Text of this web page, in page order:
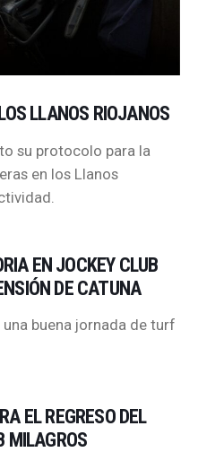
LLANOS RIOJANOS
su protocolo para la
en los Llanos
EN JOCKEY CLUB
DE CATUNA
buena jornada de turf
EL REGRESO DEL
MILAGROS